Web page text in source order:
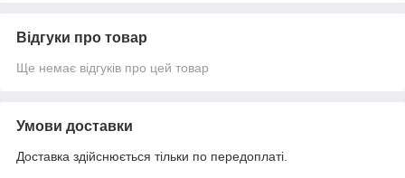
Відгуки про товар
Ще немає відгуків про цей товар
Умови доставки
Доставка здійснюється тільки по передоплаті.